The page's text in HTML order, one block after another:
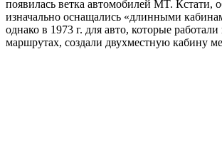
появилась ветка автомобилей MT. Кстати,
изначально оснащались «длинными
однако в 1973 г. для авто, которые
маршрутах, создали двухместную кабину